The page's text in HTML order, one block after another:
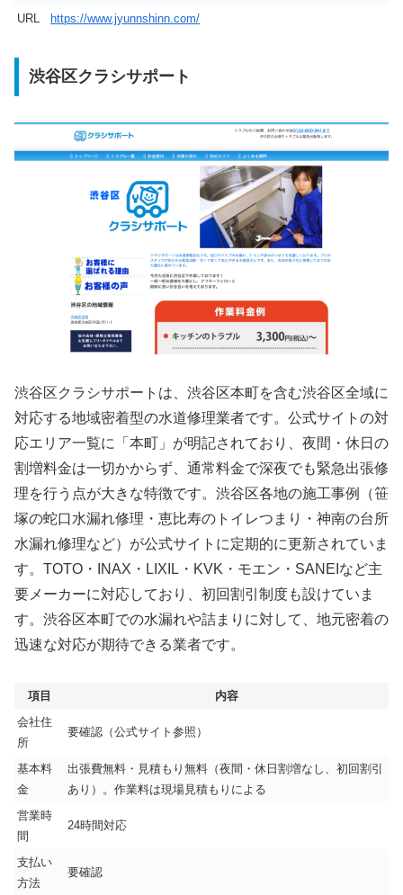
URL https://www.jyunnshinn.com/
渋谷区クラシサポート
渋谷区クラシサポートは、渋谷区本町を含む渋谷区全域に
対応する地域密着型の水道修理業者です。公式サイトの対
応エリア一覧に「本町」が明記されており、夜間・休日の
割増料金は一切かからず、通常料金で深夜でも緊急出張修
理を行う点が大きな特徴です。渋谷区各地の施工事例（笹
塚の蛇口水漏れ修理・恵比寿のトイレつまり・神南の台所
水漏れ修理など）が公式サイトに定期的に更新されていま
す。TOTO・INAX・LIXIL・KVK・モエン・SANEIなど主
要メーカーに対応しており、初回割引制度も設けていま
す。渋谷区本町での水漏れや詰まりに対して、地元密着の
迅速な対応が期待できる業者です。
項目
内容
会社住
所
要確認（公式サイト参照）
基本料
金
出張費無料・見積もり無料（夜間・休日割増なし、初回割引
あり）。作業料は現場見積もりによる
営業時
間
24時間対応
支払い
方法
要確認